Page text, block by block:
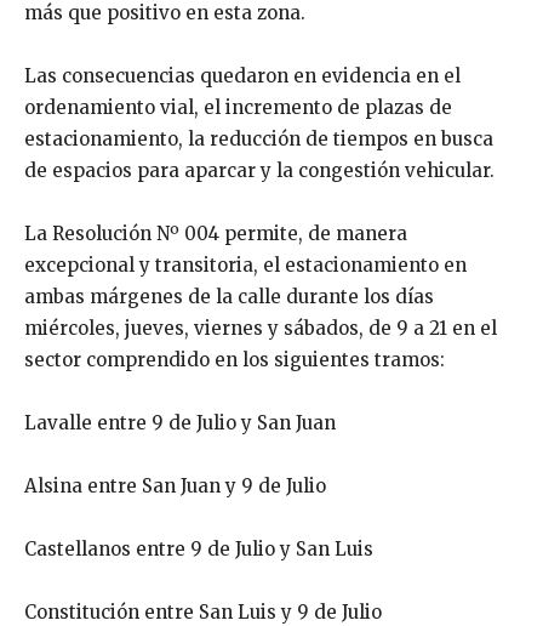
más que positivo en esta zona.
Las consecuencias quedaron en evidencia en el
ordenamiento vial, el incremento de plazas de
estacionamiento, la reducción de tiempos en busca
de espacios para aparcar y la congestión vehicular.
La Resolución Nº 004 permite, de manera
excepcional y transitoria, el estacionamiento en
ambas márgenes de la calle durante los días
miércoles, jueves, viernes y sábados, de 9 a 21 en el
sector comprendido en los siguientes tramos:
Lavalle entre 9 de Julio y San Juan
Alsina entre San Juan y 9 de Julio
Castellanos entre 9 de Julio y San Luis
Constitución entre San Luis y 9 de Julio